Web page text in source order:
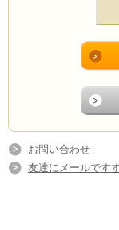
お問い合わせ
友達にメールです